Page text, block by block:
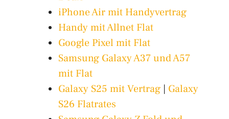
iPhone Air mit Handyvertrag
Handy mit Allnet Flat
Google Pixel mit Flat
Samsung Galaxy A37 und A57
mit Flat
Galaxy S25 mit Vertrag | Galaxy
S26 Flatrates